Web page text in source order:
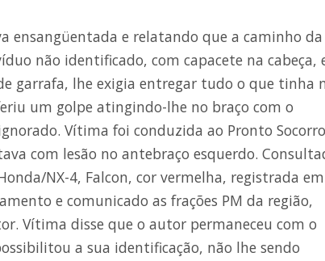
ensangüentada e relatando que a caminho da
não identificado, com capacete na cabeça,
garrafa, lhe exigia entregar tudo o que tinha
um golpe atingindo-lhe no braço com o
Vítima foi conduzida ao Pronto
com lesão no antebraço esquerdo.
NX-4, Falcon, cor vermelha, registrada em
e comunicado as frações PM da região,
Vítima disse que o autor permaneceu com o
a sua identificação, não lhe sendo